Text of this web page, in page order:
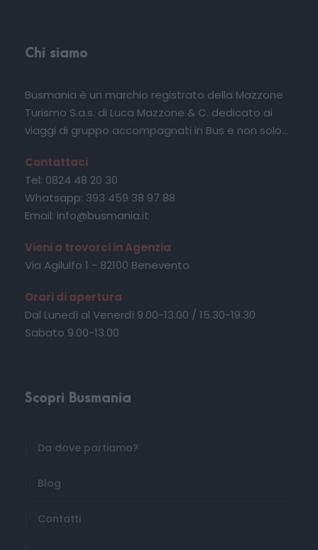
Chi siamo
Busmania è un marchio registrato della Mazzone
Turismo S.a.s. di Luca Mazzone & C. dedicato ai
viaggi di gruppo accompagnati in Bus e non solo...
Contattaci
Tel: 0824 48 20 30
Whatsapp: 393 459 38 97 88
Email: info@busmania.it
Vieni a trovarci in Agenzia
Via Agilulfo 1 - 82100 Benevento
Orari di apertura
Dal Lunedì al Venerdì 9.00-13.00 / 15.30-19.30
Sabato 9.00-13.00
Scopri Busmania
Da dove partiamo?
Blog
Contatti